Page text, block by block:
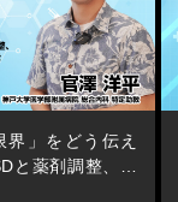
」をどう伝え
と薬剤調整、病
ル」を持つため